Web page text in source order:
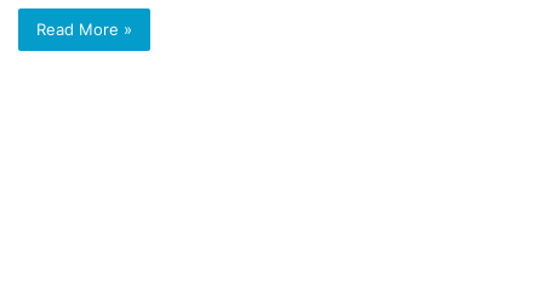
Read More »